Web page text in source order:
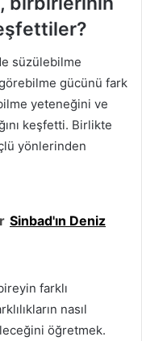
süzülebilme
gücünü fark
yeteneğini ve
keşfetti. Birlikte
yönlerinden
Sinbad'ın Deniz
farklı
nasıl
öğretmek.